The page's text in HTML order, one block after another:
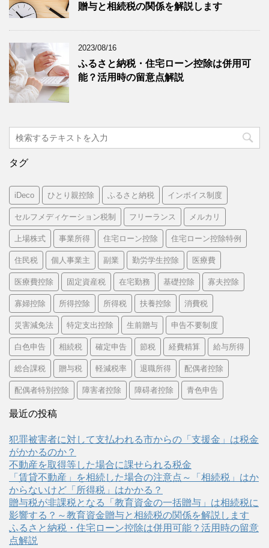
贈与と相続税の関係を解説します
2023/08/16
ふるさと納税・住宅ローン控除は併用可
能？活用時の留意点解説
タグ
iDeco ひとり親控除 ふるさと納税 インボイス制度
セルフメディケーション税制 フリーランス メルカリ
上場株式 事業所得 住宅ローン控除 住宅ローン控除特例
住民税 個人事業主 副業 勤労学生控除 医療費
医療費控除 固定資産税 在宅勤務 基礎控除 寡夫控除
寡婦控除 所得控除 所得税 扶養控除 消費税
災害減免法 特定支出控除 生前贈与 申告不要制度
白色申告 相続税 確定申告 節税 経費精算 給与所得
総合課税 贈与税 軽減税率 退職所得 配偶者控除
配偶者特別控除 障害者控除 障碍者控除 青色申告
最近の投稿
犯罪被害者に対して支払われる市からの「支援金」は税金
がかかるのか？
不動産を取得等した場合に課せられる税金
「賃貸不動産」を相続した場合の注意点～「相続税」はか
からないけど「所得税」はかかる？
贈与税が非課税となる「教育資金の一括贈与」は相続税に
影響する？～教育資金贈与と相続税の関係を解説します
ふるさと納税・住宅ローン控除は併用可能？活用時の留意
点解説